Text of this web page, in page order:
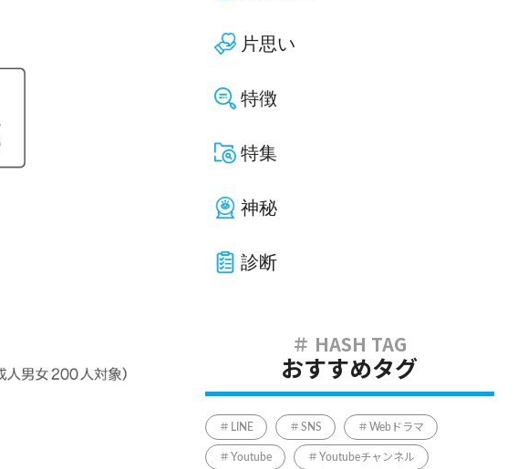
片思い
特徴
特集
神秘
診断
おすすめタグ
LINE SNS Webドラマ
Youtube Youtubeチャンネル